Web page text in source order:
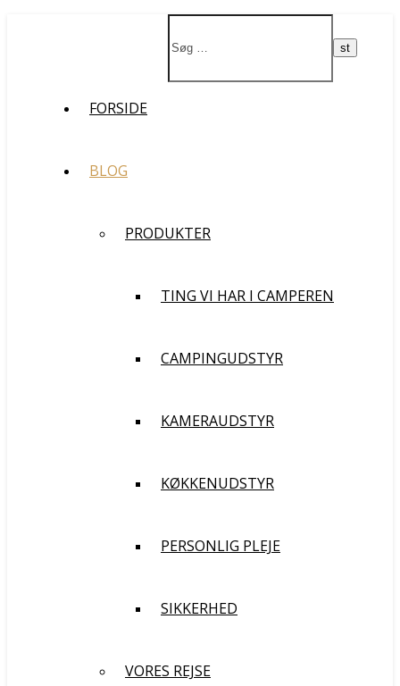
FORSIDE
BLOG
PRODUKTER
TING VI HAR I CAMPEREN
CAMPINGUDSTYR
KAMERAUDSTYR
KØKKENUDSTYR
PERSONLIG PLEJE
SIKKERHED
VORES REJSE